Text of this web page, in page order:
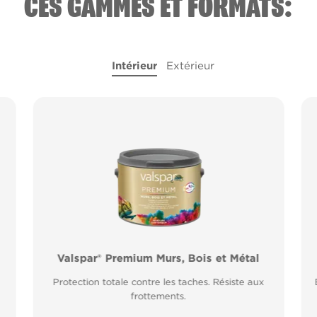
CES GAMMES ET FORMATS:
Intérieur Extérieur
Valspar® Premium Murs, Bois et Métal
Protection totale contre les taches. Résiste aux
frottements.
Valspar® Pro Peinture Façade Toutes
Application idéale entre 2°C et 15°C de